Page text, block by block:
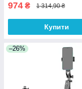
974 ₴ 1 314,90 ₴
Купити
–26%